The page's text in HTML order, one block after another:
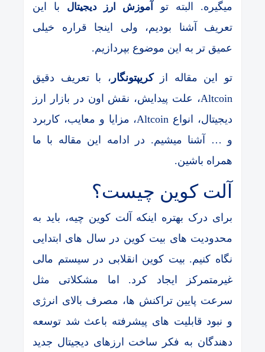
میگیره. البته تو
آموزش ارز دیجیتال با این
تعریف آشنا بودیم، ولی اینجا قراره خیلی
عمیق تر به این موضوع بپردازیم.
تو این مقاله ازکریپتونگار ، با تعریف دقیق
Altcoin، علت پیدایش، نقش اون در بازار ارز
دیجیتال، انواع Altcoin، مزایا و معایب، کاربرد
و … آشنا میشیم. در ادامه این مقاله با ما
همراه باشین.
آلت کوین چیست؟
برای درک بهتره اینکه آلت کوین چیه، باید به
محدودیت های بیت کوین در سال های ابتدایی
نگاه کنیم. بیت کوین انقلابی در سیستم مالی
غیرمتمرکز ایجاد کرد. اما مشکلاتی مثل
سرعت پایین تراکنش ها، مصرف بالای انرژی
و نبود قابلیت های پیشرفته باعث شد توسعه
دهندگان به فکر ساخت ارزهای دیجیتال جدید